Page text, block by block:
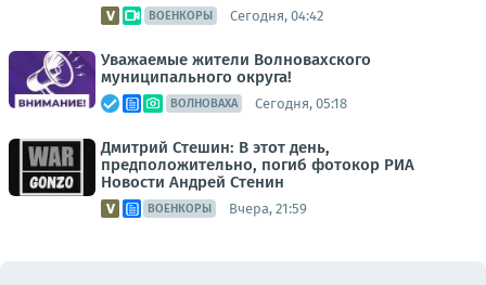
ВОЕНКОРЫ Сегодня, 04:42
Уважаемые жители Волновахского
муниципального округа!
ВОЛНОВАХА Сегодня, 05:18
Дмитрий Стешин: В этот день,
предположительно, погиб фотокор РИА
Новости Андрей Стенин
ВОЕНКОРЫ Вчера, 21:59